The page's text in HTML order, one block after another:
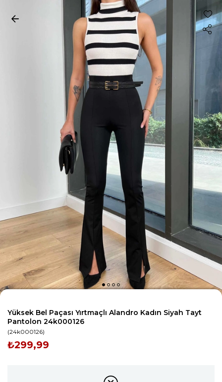
Yüksek Bel Paçası Yırtmaçlı Alandro Kadın Siyah Tayt
Pantolon 24k000126
(24k000126)
₺299,99